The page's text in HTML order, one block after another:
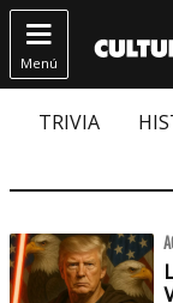

Menú
TRIVIA